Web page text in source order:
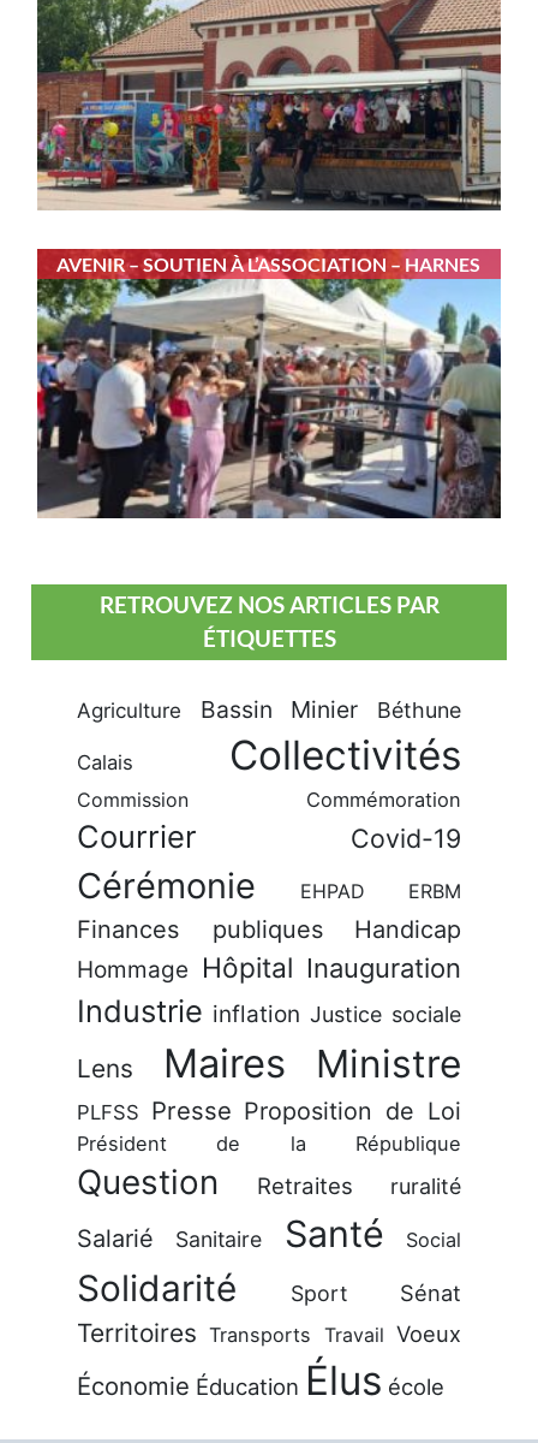
AVENIR – SOUTIEN À L’ASSOCIATION – HARNES
RETROUVEZ NOS ARTICLES PAR
ÉTIQUETTES
Agriculture Bassin Minier Béthune
Calais Collectivités
Commission Commémoration
Courrier Covid-19
Cérémonie EHPAD ERBM
Finances publiques Handicap
Hommage Hôpital Inauguration
Industrie inflation Justice sociale
Lens Maires Ministre
PLFSS Presse Proposition de Loi
Président de la République
Question Retraites ruralité
Salarié Sanitaire Santé Social
Solidarité Sport Sénat
Territoires Transports Travail Voeux
Économie Éducation Élus école